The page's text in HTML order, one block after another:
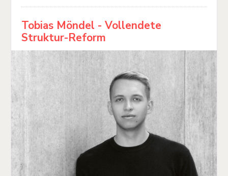
Tobias Möndel - Vollendete
Struktur-Reform